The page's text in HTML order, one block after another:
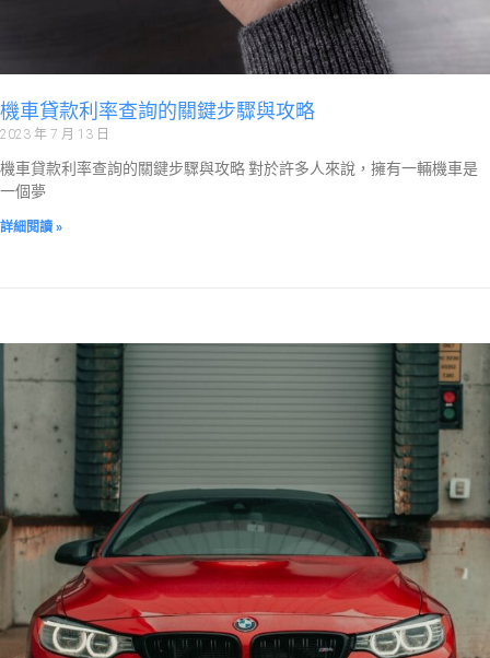
機車貸款利率查詢的關鍵步驟與攻略
2023 年 7 月 13 日
機車貸款利率查詢的關鍵步驟與攻略 對於許多人來說，擁有一輛機車是
一個夢
詳細閱讀 »